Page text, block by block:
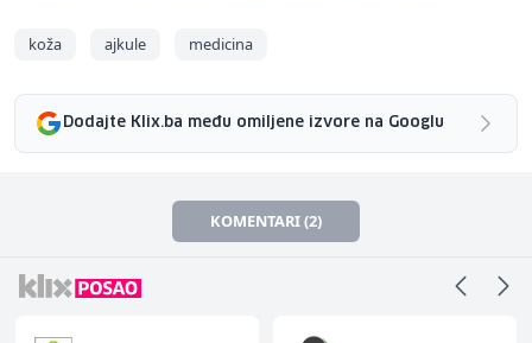
koža ajkule medicina
Dodajte Klix.ba među omiljene izvore na Googlu
KOMENTARI (2)